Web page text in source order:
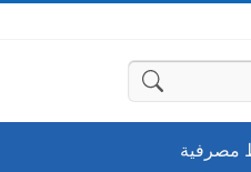
مصرفية